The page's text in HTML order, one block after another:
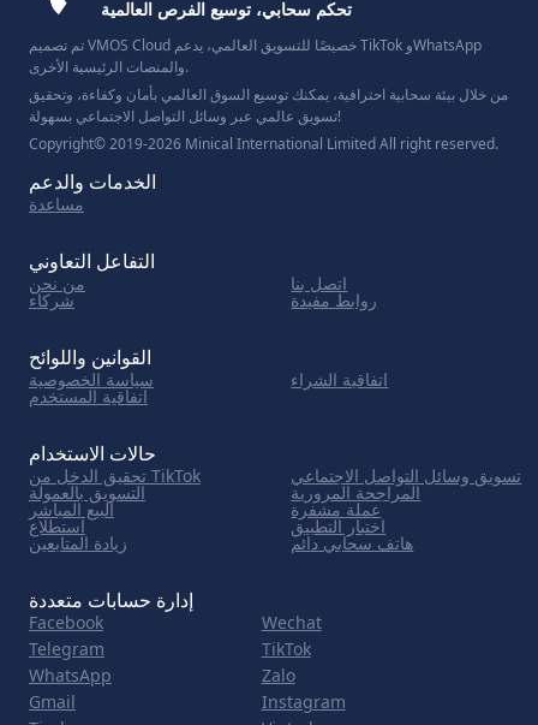
تحكم سحابي، توسيع الفرص العالمية
تم تصميم VMOS Cloud خصيصًا للتسويق العالمي، يدعم TikTok وWhatsApp
والمنصات الرئيسية الأخرى.
من خلال بيئة سحابية احترافية، يمكنك توسيع السوق العالمي بأمان وكفاءة، وتحقيق
تسويق عالمي عبر وسائل التواصل الاجتماعي بسهولة!
Copyright© 2019-2026 Minical International Limited All right reserved.
الخدمات والدعم
مساعدة
التفاعل التعاوني
من نحن اتصل بنا
شركاء روابط مفيدة
القوانين واللوائح
سياسة الخصوصية اتفاقية الشراء
اتفاقية المستخدم
حالات الاستخدام
تحقيق الدخل من TikTok تسويق وسائل التواصل الاجتماعي
التسويق بالعمولة المراجحة المرورية
البيع المباشر عملة مشفرة
استطلاع اختبار التطبيق
زيادة المتابعين هاتف سحابي دائم
إدارة حسابات متعددة
Facebook
Wechat
Telegram
TikTok
WhatsApp
Zalo
Gmail
Instagram